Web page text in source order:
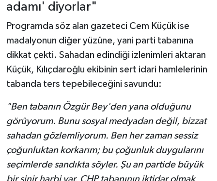
adamı' diyorlar"
Programda söz alan gazeteci Cem Küçük ise
madalyonun diğer yüzüne, yani parti tabanına
dikkat çekti. Sahadan edindiği izlenimleri aktaran
Küçük, Kılıçdaroğlu ekibinin sert idari hamlelerinin
tabanda ters tepebileceğini savundu:
"Ben tabanın Özgür Bey'den yana olduğunu
görüyorum. Bunu sosyal medyadan değil, bizzat
sahadan gözlemliyorum. Ben her zaman sessiz
çoğunluktan korkarım; bu çoğunluk duygularını
seçimlerde sandıkta söyler. Şu an partide büyük
bir sinir harbi var. CHP tabanının iktidar olmak